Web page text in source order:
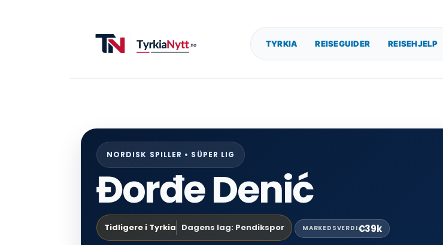
TYRKIA REISEGUIDER REISEHJELP
NORDISK SPILLER • SÜPER LIG
Đorđe Denić
Tidligere i Tyrkia Dagens lag: Pendikspor MARKEDSVERDI€39k